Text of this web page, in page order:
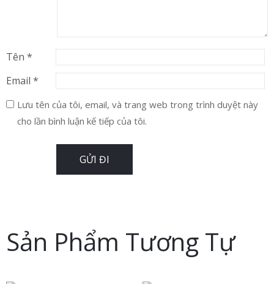
Tên *
Email *
Lưu tên của tôi, email, và trang web trong trình duyệt này
cho lần bình luận kế tiếp của tôi.
Sản Phẩm Tương Tự